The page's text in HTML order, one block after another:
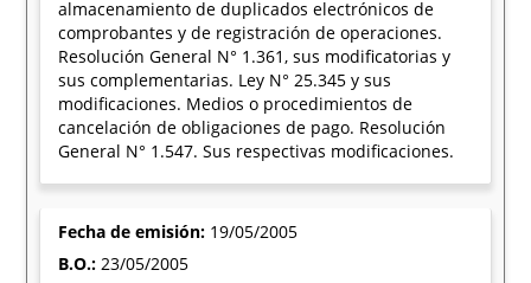
almacenamiento de duplicados electrónicos de
comprobantes y de registración de operaciones.
Resolución General N° 1.361, sus modificatorias y
sus complementarias. Ley N° 25.345 y sus
modificaciones. Medios o procedimientos de
cancelación de obligaciones de pago. Resolución
General N° 1.547. Sus respectivas modificaciones.
Fecha de emisión: 19/05/2005
B.O.:23/05/2005